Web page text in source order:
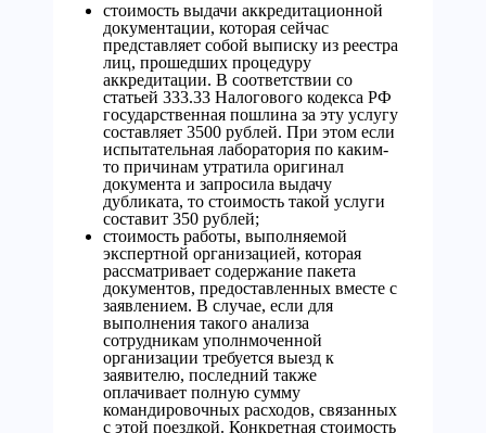
стоимость выдачи аккредитационной
документации, которая сейчас
представляет собой выписку из реестра
лиц, прошедших процедуру
аккредитации. В соответствии со
статьей 333.33 Налогового кодекса РФ
государственная пошлина за эту услугу
составляет 3500 рублей. При этом если
испытательная лаборатория по каким-
то причинам утратила оригинал
документа и запросила выдачу
дубликата, то стоимость такой услуги
составит 350 рублей;
стоимость работы, выполняемой
экспертной организацией, которая
рассматривает содержание пакета
документов, предоставленных вместе с
заявлением. В случае, если для
выполнения такого анализа
сотрудникам уполнмоченной
организации требуется выезд к
заявителю, последний также
оплачивает полную сумму
командировочных расходов, связанных
с этой поездкой. Конкретная стоимость